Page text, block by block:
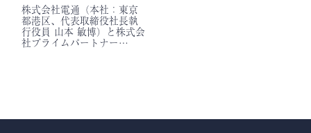
株式会社電通（本社：東京
都港区、代表取締役社長執
行役員 山本 敏博）と株式会
社プライムパートナー…